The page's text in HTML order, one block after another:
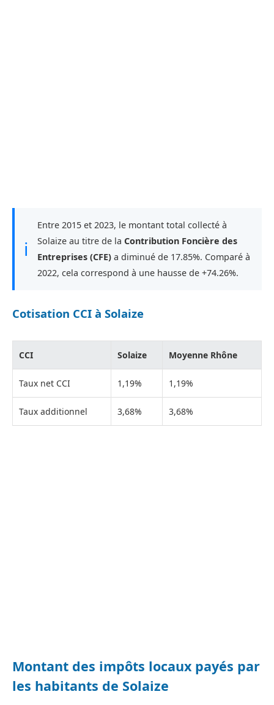
ℹ
Entre 2015 et 2023, le montant total collecté à
Solaize au titre de la Contribution Foncière des
Entreprises (CFE) a diminué de 17.85%. Comparé à
2022, cela correspond à une hausse de +74.26%.
Cotisation CCI à Solaize
CCI Solaize Moyenne Rhône
Taux net CCI 1,19% 1,19%
Taux additionnel 3,68% 3,68%
Montant des impôts locaux payés par
les habitants de Solaize